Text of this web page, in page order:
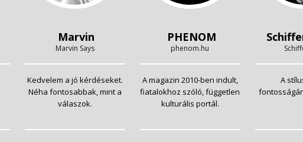
Marvin
Marvin Says
Kedvelem a jó kérdéseket.
Néha fontosabbak, mint a
válaszok.
PHENOM
phenom.hu
A magazin 2010-ben indult,
fiatalokhoz szóló, független
kulturális portál.
A